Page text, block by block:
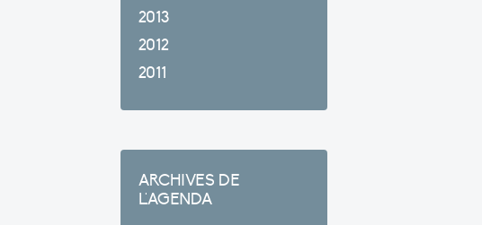
2013
2012
2011
ARCHIVES DE
L'AGENDA